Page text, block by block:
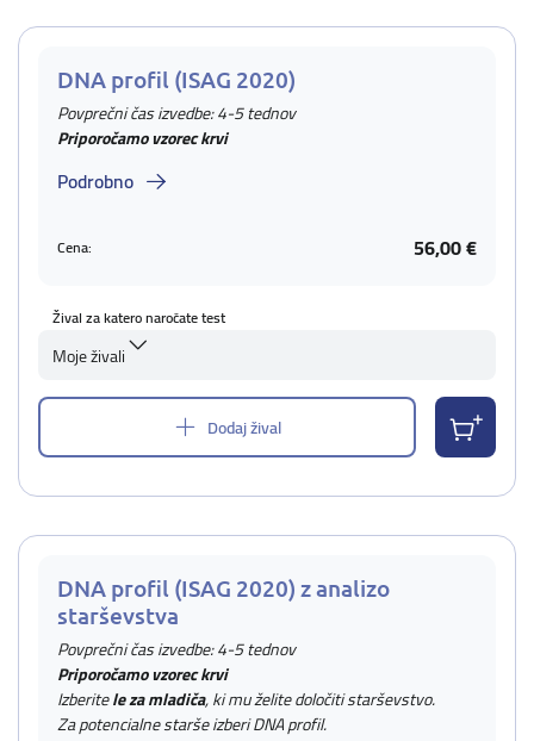
DNA profil (ISAG 2020)
Povprečni čas izvedbe: 4-5 tednov
Priporočamo vzorec krvi
Podrobno
Cena: 56,00 €
Žival za katero naročate test
Moje živali
Dodaj žival
DNA profil (ISAG 2020) z analizo
starševstva
Povprečni čas izvedbe: 4-5 tednov
Priporočamo vzorec krvi
Izberitele za mladiča, ki mu želite določiti starševstvo.
Za potencialne starše izberi DNA profil.